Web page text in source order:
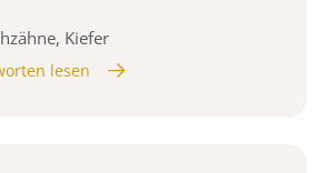
Kiefer
lesen